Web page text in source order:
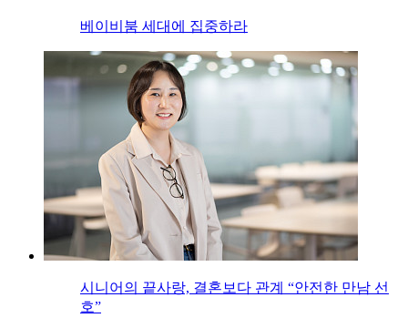
베이비붐 세대에 집중하라
시니어의 끝사랑, 결혼보다 관계 “안전한 만남 선
호”